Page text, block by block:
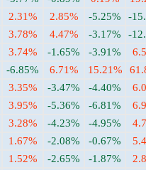
2.31% 2.85% -5.25%
-
3.78% 4.47% -3.17%
-
3.74% -1.65% -3.91%
-6.85% 6.71% 15.21%
3.35% -3.47% -4.40%
3.95% -5.36% -6.81%
3.28% -4.23% -4.95%
1.67% -2.08% -0.67%
1.52% -2.65% -1.87%